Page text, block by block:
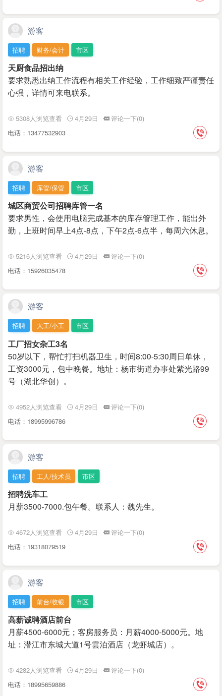
游客
招聘 财务/会计 市区
天厨食品招出纳
要求熟悉出纳工作流程有相关工作经验，工作细致严谨责任
心强，详情可来电联系。
5308人浏览查看 4月29日
评论一下(0)
电话：13477532903
游客
招聘 库管/保管 市区
城区商贸公司招聘库管一名
要求男性，会使用电脑完成基本的库存管理工作，能出外
勤，上班时间早上4点-8点，下午2点-6点半，每周六休息。
5216人浏览查看 4月29日
评论一下(0)
电话：15926035478
游客
招聘 大工/小工 市区
工厂招女杂工3名
50岁以下，帮忙打扫机器卫生，时间8:00-5:30周日单休，
工资3000元，包中晚餐。地址：杨市街道办事处紫光路99
号（湖北华创）。
4952人浏览查看 4月29日
评论一下(0)
电话：18995996786
游客
招聘 工人/技术员 市区
招聘洗车工
月薪3500-7000.包午餐。联系人：魏先生。
4672人浏览查看 4月29日
评论一下(0)
电话：19318079519
游客
招聘 前台/收银 市区
高薪诚聘酒店前台
月薪4500-6000元；客房服务员：月薪4000-5000元。地
址：潜江市东城大道1号雲泊酒店（龙虾城店）。
4282人浏览查看 4月29日
评论一下(0)
电话：18995659886